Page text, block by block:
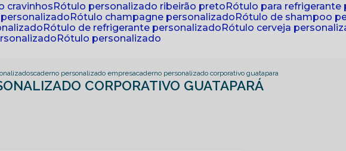
cravinhos
rótulo personalizado ribeirão preto
rótulo para refrigerante
rótulo champagne personalizado
rótulo de shampoo
rótulo de refrigerante personalizado rótulo cerveja
rótulo personalizado
caderno personalizado empresacaderno personalizado corporativo guatapara
CORPORATIVO GUATAPARÁ